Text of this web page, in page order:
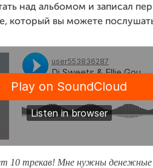
над альбомом и записал
который вы можете
10 трекав! Мне нужны денежные